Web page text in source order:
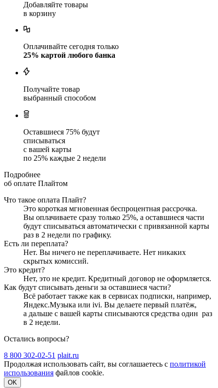
Добавляйте товары
в корзину
Оплачивайте сегодня только
25% картой любого банка
Получайте товар
выбранный способом
Оставшиеся 75% будут
списываться
с вашей карты
по 25% каждые 2 недели
Подробнее
об оплате Плайтом
Что такое оплата Плайт?
Это короткая мгновенная беспроцентная рассрочка.
Вы оплачиваете сразу только 25%, а оставшиеся части
будут списываться автоматически с привязанной карты
раз в 2 недели по графику.
Есть ли переплата?
Нет. Вы ничего не переплачиваете. Нет никаких
скрытых комиссий.
Это кредит?
Нет, это не кредит. Кредитный договор не оформляется.
Как будут списывать деньги за оставшиеся части?
Всё работает также как в сервисах подписки, например,
Яндекс.Музыка или ivi. Вы делаете первый платёж,
а дальше с вашей карты списываются средства один раз
в 2 недели.
Остались вопросы?
8 800 302-02-51 plait.ru
Продолжая использовать сайт, вы соглашаетесь с политикой
использования файлов cookie.
OK